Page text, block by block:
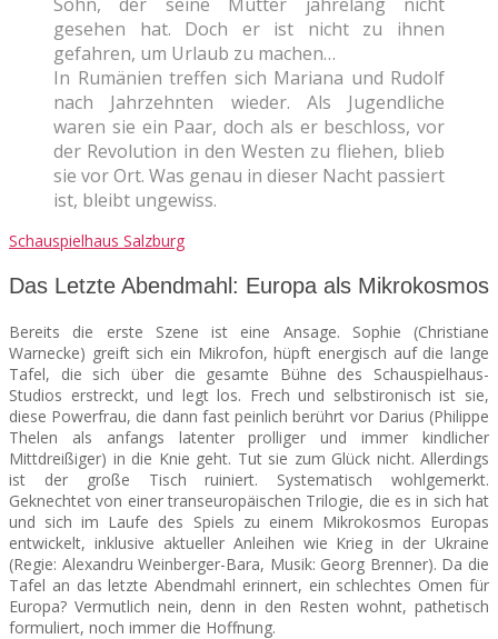
gesehen hat. Doch er ist nicht zu ihnen
gefahren, um Urlaub zu machen…
In Rumänien treffen sich Mariana und Rudolf
nach Jahrzehnten wieder. Als Jugendliche
waren sie ein Paar, doch als er beschloss, vor
der Revolution in den Westen zu fliehen, blieb
sie vor Ort. Was genau in dieser Nacht passiert
ist, bleibt ungewiss.
Schauspielhaus Salzburg
Das Letzte Abendmahl: Europa als Mikrokosmos
Bereits die erste Szene ist eine Ansage. Sophie (Christiane
Warnecke) greift sich ein Mikrofon, hüpft energisch auf die lange
Tafel, die sich über die gesamte Bühne des Schauspielhaus-
Studios erstreckt, und legt los. Frech und selbstironisch ist sie,
diese Powerfrau, die dann fast peinlich berührt vor Darius (Philippe
Thelen als anfangs latenter prolliger und immer kindlicher
Mittdreißiger) in die Knie geht. Tut sie zum Glück nicht. Allerdings
ist der große Tisch ruiniert. Systematisch wohlgemerkt.
Geknechtet von einer transeuropäischen Trilogie, die es in sich hat
und sich im Laufe des Spiels zu einem Mikrokosmos Europas
entwickelt, inklusive aktueller Anleihen wie Krieg in der Ukraine
(Regie: Alexandru Weinberger-Bara, Musik: Georg Brenner). Da die
Tafel an das letzte Abendmahl erinnert, ein schlechtes Omen für
Europa? Vermutlich nein, denn in den Resten wohnt, pathetisch
formuliert, noch immer die Hoffnung.